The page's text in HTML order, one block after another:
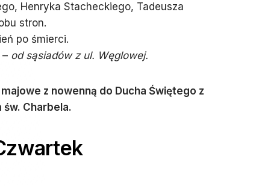
Henryka Stacheckiego, Tadeusza
stron.
po śmierci.
od sąsiadów z ul. Węglowej.
z nowenną do Ducha Świętego z
św. Charbela.